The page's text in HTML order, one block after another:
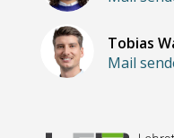
Tobias
Mail